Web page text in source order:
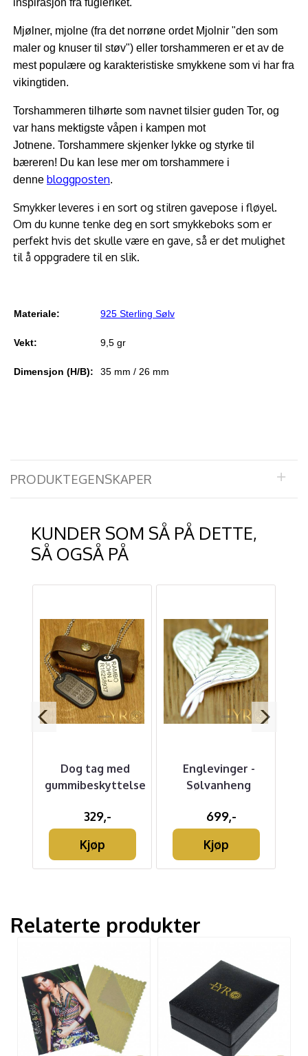
inspirasjon fra fugleriket.
Mjølner, mjolne (fra det norrøne ordet Mjolnir "den som
maler og knuser til støv") eller torshammeren er et av de
mest populære og karakteristiske smykkene som vi har fra
vikingtiden.
Torshammeren tilhørte som navnet tilsier guden Tor, og
var hans mektigste våpen i kampen mot
Jotnene. Torshammere skjenker lykke og styrke til
bæreren! Du kan lese mer om torshammere i
denne bloggposten.
Smykker leveres i en sort og stilren gavepose i fløyel.
Om du kunne tenke deg en sort smykkeboks som er
perfekt hvis det skulle være en gave, så er det mulighet
til å oppgradere til en slik.
Materiale: 925 Sterling Sølv
Vekt: 9,5 gr
Dimensjon (H/B): 35 mm / 26 mm
PRODUKTEGENSKAPER
KUNDER SOM SÅ PÅ DETTE,
SÅ OGSÅ PÅ
Dog tag med
gummibeskyttelse
329,-
Kjøp
Englevinger -
Sølvanheng
699,-
Kjøp
Relaterte produkter